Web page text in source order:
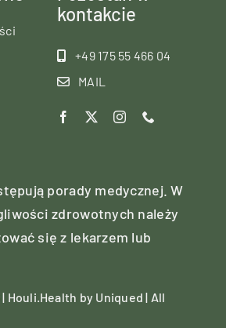
kontakcie
+49 175 55 466 04
MAIL
porady medycznej. W
zdrowotnych należy
się z lekarzem lub
Houli.Health by Uniqued | All